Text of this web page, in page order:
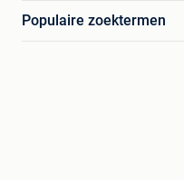
Populaire zoektermen